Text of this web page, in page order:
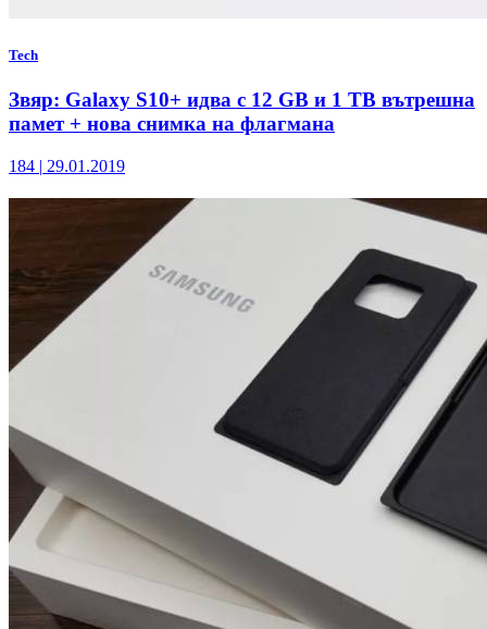
Tech
Звяр: Galaxy S10+ идва с 12 GB и 1 TB вътрешна
памет + нова снимка на флагмана
184 | 29.01.2019